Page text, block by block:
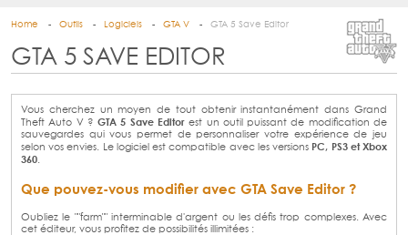
Home Outils Logiciels GTA V GTA 5 Save Editor
GTA 5 SAVE EDITOR
Vous cherchez un moyen de tout obtenir instantanément dans Grand
Theft Auto V ?GTA 5 Save Editor est un outil puissant de modification de
sauvegardes qui vous permet de personnaliser votre expérience de jeu
selon vos envies. Le logiciel est compatible avec les versions PC, PS3 et Xbox
360
Que pouvez-vous modifier avec GTA Save Editor ?
Oubliez le ""farm"" interminable d'argent ou les défis trop complexes. Avec
cet éditeur, vous profitez de possibilités illimitées :